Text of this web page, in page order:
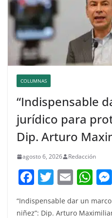
COLUMNAS
“Indispensable
jurídico para
Dip. Arturo
agosto 6, 2026 Redacción
F
c
T
w
itt
E
ai
W
at
“Indispensable dar un
niñez”: Dip. Arturo